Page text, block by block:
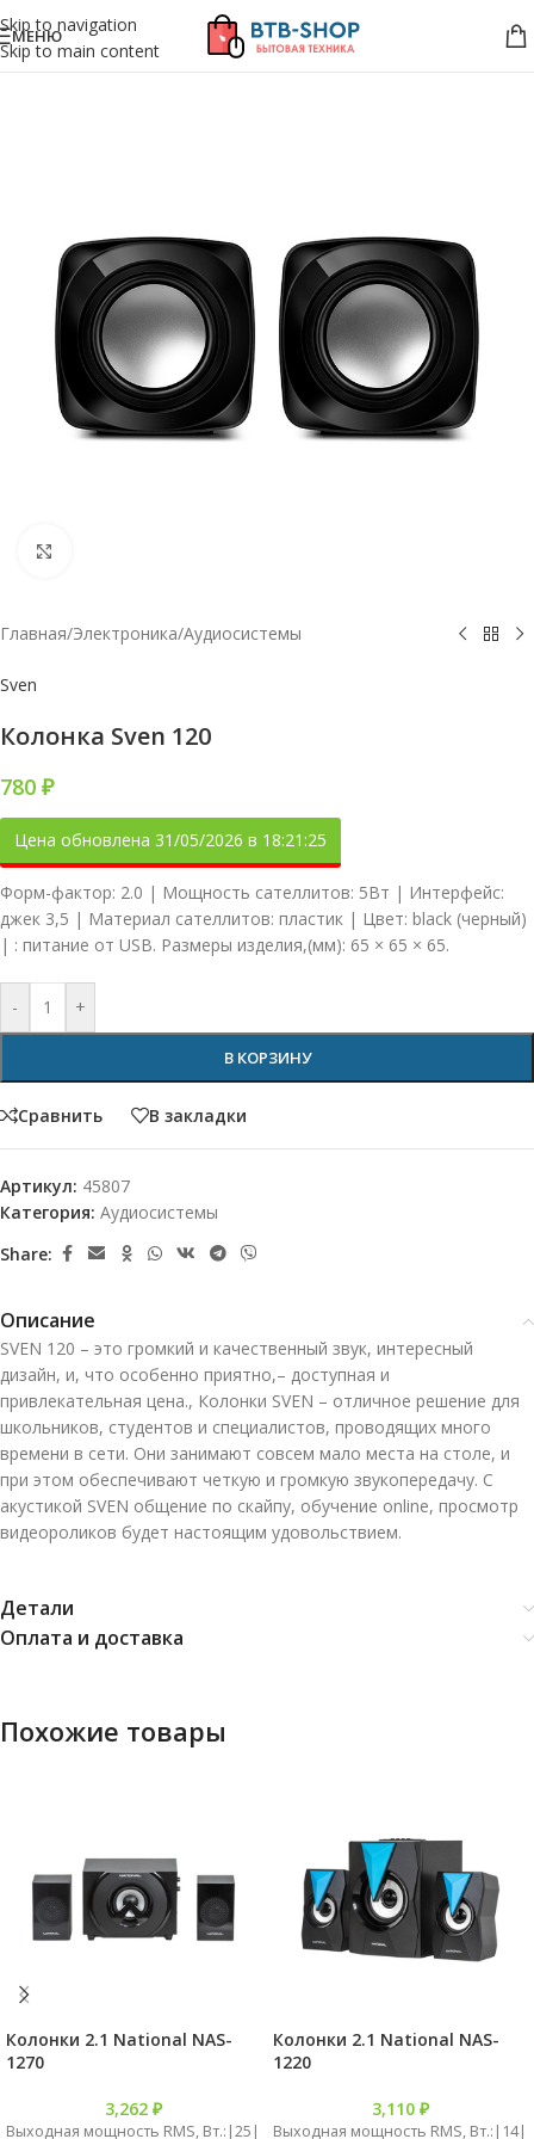
Skip to navigation
Skip to main content
МЕНЮ
Главная/Электроника/Аудиосистемы
Sven
Колонка Sven 120
780 ₽
Цена обновлена 31/05/2026 в 18:21:25
Форм-фактор: 2.0 | Мощность сателлитов: 5Вт | Интерфейс:
джек 3,5 | Материал сателлитов: пластик | Цвет: black (черный)
| : питание от USB. Размеры изделия,(мм): 65 × 65 × 65.
- +
В КОРЗИНУ
Сравнить В закладки
Артикул: 45807
Категория: Аудиосистемы
Share:
Описание
SVEN 120 – это громкий и качественный звук, интересный
дизайн, и, что особенно приятно,– доступная и
привлекательная цена., Колонки SVEN – отличное решение для
школьников, студентов и специалистов, проводящих много
времени в сети. Они занимают совсем мало места на столе, и
при этом обеспечивают четкую и громкую звукопередачу. С
акустикой SVEN общение по скайпу, обучение online, просмотр
видеороликов будет настоящим удовольствием.
Детали
Оплата и доставка
Похожие товары
Колонки 2.1 National NAS-
1270
3,262 ₽
Выходная мощность RMS, Вт.:|25|
Колонки 2.1 National NAS-
1220
3,110 ₽
Выходная мощность RMS, Вт.:|14|